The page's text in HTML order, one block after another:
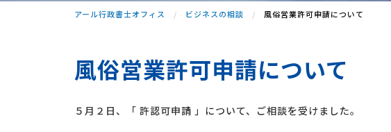
アール行政書士オフィス ビジネスの相談 風俗営業許可申請について
風俗営業許可申請について
５月２日、「 許認可申請 」について、ご相談を受けました。